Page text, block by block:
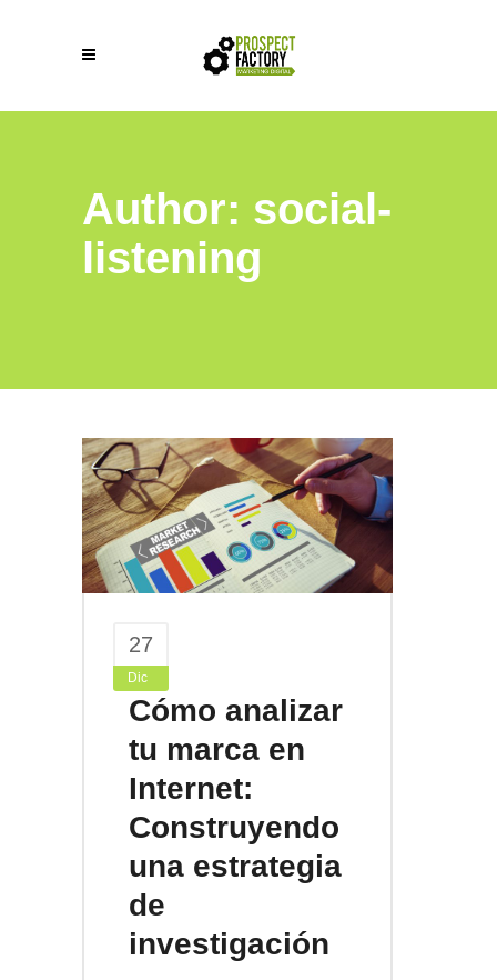
Author: social-
listening
27
Dic
Cómo analizar
tu marca en
Internet:
Construyendo
una estrategia
de
investigación